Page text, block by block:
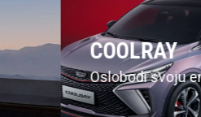
COOLRAY
Oslobodi svoju energiju